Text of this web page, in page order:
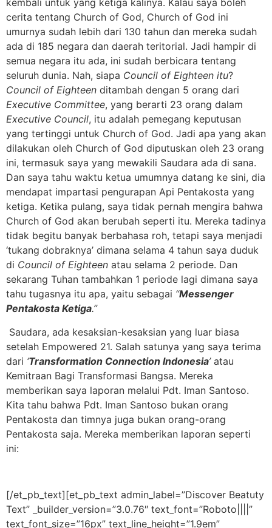
kembali untuk yang ketiga kalinya. Kalau saya boleh
cerita tentang Church of God, Church of God ini
umurnya sudah lebih dari 130 tahun dan mereka sudah
ada di 185 negara dan daerah teritorial. Jadi hampir di
semua negara itu ada, ini sudah berbicara tentang
seluruh dunia. Nah, siapa Council of Eighteen itu?
Council of Eighteen ditambah dengan 5 orang dari
Executive Committee, yang berarti 23 orang dalam
Executive Council, itu adalah pemegang keputusan
yang tertinggi untuk Church of God. Jadi apa yang akan
dilakukan oleh Church of God diputuskan oleh 23 orang
ini, termasuk saya yang mewakili Saudara ada di sana.
Dan saya tahu waktu ketua umumnya datang ke sini, dia
mendapat impartasi pengurapan Api Pentakosta yang
ketiga. Ketika pulang, saya tidak pernah mengira bahwa
Church of God akan berubah seperti itu. Mereka tadinya
tidak begitu banyak berbahasa roh, tetapi saya menjadi
‘tukang dobraknya’ dimana selama 4 tahun saya duduk
di Council of Eighteen atau selama 2 periode. Dan
sekarang Tuhan tambahkan 1 periode lagi dimana saya
tahu tugasnya itu apa, yaitu sebagai “Messenger
Pentakosta Ketiga.”
Saudara, ada kesaksian-kesaksian yang luar biasa
setelah Empowered 21. Salah satunya yang saya terima
dari ‘Transformation Connection Indonesia’ atau
Kemitraan Bagi Transformasi Bangsa. Mereka
memberikan saya laporan melalui Pdt. Iman Santoso.
Kita tahu bahwa Pdt. Iman Santoso bukan orang
Pentakosta dan timnya juga bukan orang-orang
Pentakosta saja. Mereka memberikan laporan seperti
ini:
[/et_pb_text][et_pb_text admin_label=”Discover Beatuty
Text” _builder_version=”3.0.76″ text_font=”Roboto||||”
text_font_size=”16px” text_line_height=”1.9em”